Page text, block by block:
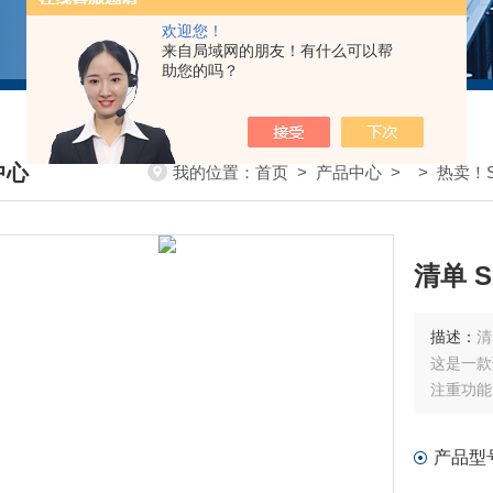
欢迎您！
来自局域网的朋友！有什么可以帮
助您的吗？
心
CENTER
我的位置：首页 > 产品中心 > >热卖！
清单
描述：
这是一
注重功
产品型